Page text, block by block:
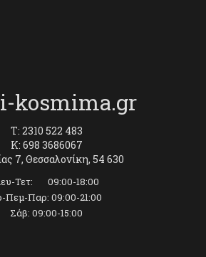
kosmima.gr
T: 2310 522 483
K: 698 3686067
7, Θεσσαλονίκη, 54 630
Τετ: 09:00-18:00
Πεμ-Παρ: 09:00-21:00
Σάβ: 09:00-15:00